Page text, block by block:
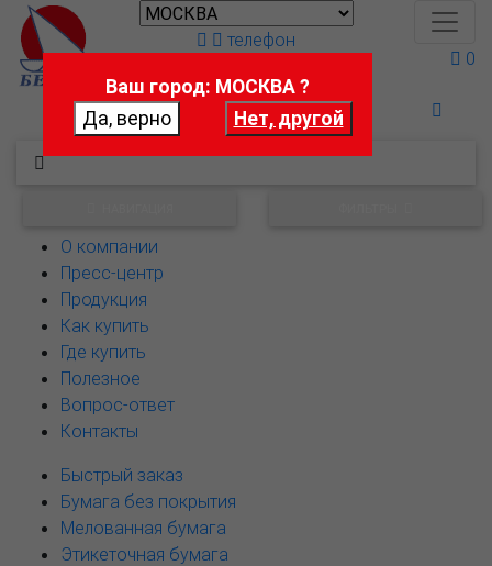
Поможем выбрать
телефон
0
О компании
Пресс-центр
Продукция
Как купить
Где купить
Полезное
Вопрос-ответ
Контакты
Быстрый заказ
Бумага без покрытия
Мелованная бумага
Этикеточная бумага
Ваш город: МОСКВА ?